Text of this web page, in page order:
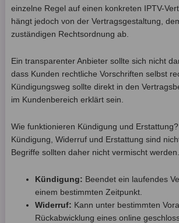
einzelne Regel auf einen konkreten IPTV-
hängt jedoch von der Vertragsgestaltung,
zuständigen Rechtsordnung ab.
Ein transparenter Anbieter sollte sich nicht
dass Kunden rechtliche Vorschriften selbst
Kündigungsweg sollte direkt in den
im Kundenbereich erklärt sein.
Wie funktionieren Kündigung und Erstattung?
Kündigung, Widerruf und Erstattung sind
Begriffe sollten daher nicht vermischt werden.
Kündigung: Beendet ein laufendes
einem bestimmten Zeitpunkt.
Widerruf: Kann unter bestimmten
Rückabwicklung eines online